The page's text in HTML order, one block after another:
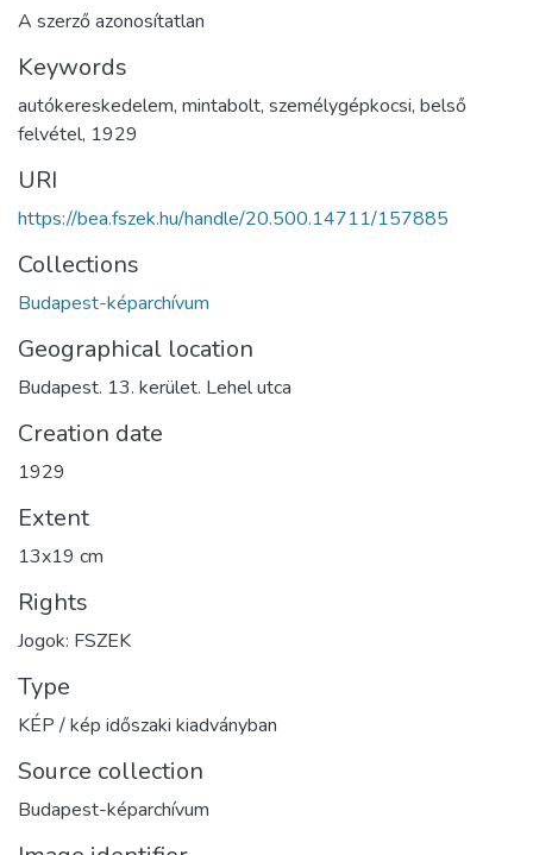
A szerző azonosítatlan
Keywords
autókereskedelem, mintabolt, személygépkocsi, belső
felvétel, 1929
URI
https://bea.fszek.hu/handle/20.500.14711/157885
Collections
Budapest-képarchívum
Geographical location
Budapest. 13. kerület. Lehel utca
Creation date
1929
Extent
13x19 cm
Rights
Jogok: FSZEK
Type
KÉP / kép időszaki kiadványban
Source collection
Budapest-képarchívum